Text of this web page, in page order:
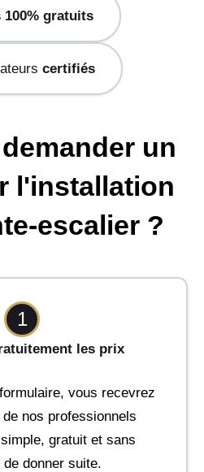
100% gratuits
certifiés
un
l'installation
escalier ?
1
les prix
vous recevrez
nos professionnels
gratuit et sans
de donner suite.